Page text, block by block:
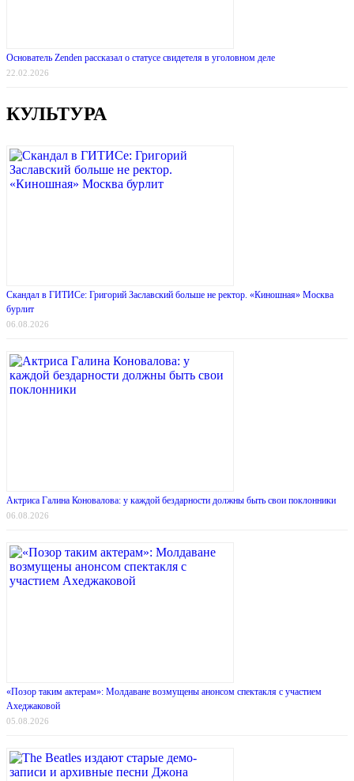
Основатель Zenden рассказал о статусе свидетеля в уголовном деле
22.02.2026
КУЛЬТУРА
Скандал в ГИТИСе: Григорий Заславский больше не ректор. «Киношная» Москва
бурлит
06.08.2026
Актриса Галина Коновалова: у каждой бездарности должны быть свои поклонники
06.08.2026
«Позор таким актерам»: Молдаване возмущены анонсом спектакля с участием
Ахеджаковой
05.08.2026